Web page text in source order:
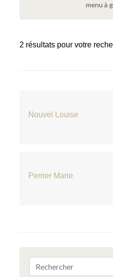
menu à
2 résultats pour votre
Nouvel Louise
Perrier Marie